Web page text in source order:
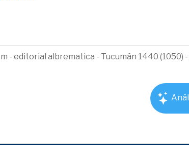
- editorial albrematica - Tucumán 1440